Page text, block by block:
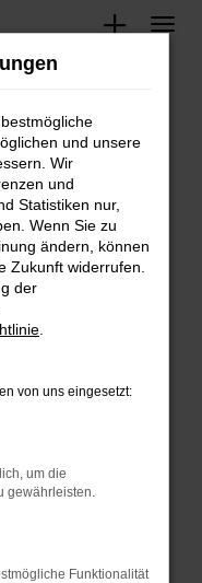
in
Auto für
und unsere
Wir
und
Statistiken nur,
Wenn Sie zu
ändern, können
Zukunft widerrufen.
der
von uns eingesetzt:
um die
gewährleisten.
Funktionalität